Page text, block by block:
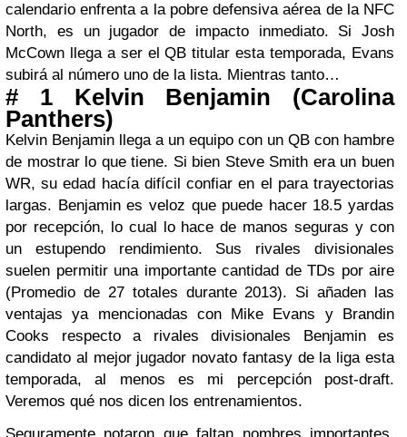
calendario enfrenta a la pobre defensiva aérea de la NFC
North, es un jugador de impacto inmediato. Si Josh
McCown llega a ser el QB titular esta temporada, Evans
subirá al número uno de la lista. Mientras tanto…
# 1 Kelvin Benjamin (Carolina
Panthers)
Kelvin Benjamin llega a un equipo con un QB con hambre
de mostrar lo que tiene. Si bien Steve Smith era un buen
WR, su edad hacía difícil confiar en el para trayectorias
largas. Benjamin es veloz que puede hacer 18.5 yardas
por recepción, lo cual lo hace de manos seguras y con
un estupendo rendimiento. Sus rivales divisionales
suelen permitir una importante cantidad de TDs por aire
(Promedio de 27 totales durante 2013). Si añaden las
ventajas ya mencionadas con Mike Evans y Brandin
Cooks respecto a rivales divisionales Benjamin es
candidato al mejor jugador novato fantasy de la liga esta
temporada, al menos es mi percepción post-draft.
Veremos qué nos dicen los entrenamientos.